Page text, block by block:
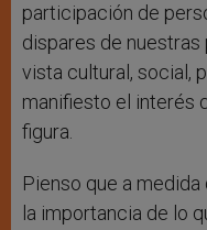
participación de
dispares de
vista cultural, social,
manifiesto el interés
figura.
Pienso que a
la importancia de lo